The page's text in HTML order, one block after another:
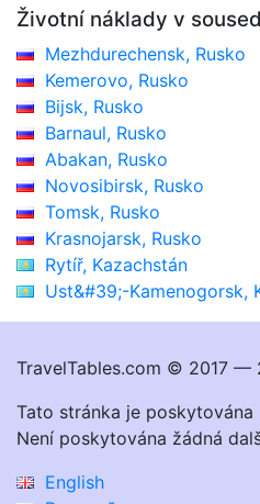
Životní náklady v
Mezhdurechensk, Rusko
Kemerovo, Rusko
Bijsk, Rusko
Barnaul, Rusko
Abakan, Rusko
Novosibirsk, Rusko
Tomsk, Rusko
Krasnojarsk, Rusko
Rytíř, Kazachstán
Ust&#39;-Kamenogorsk,
TravelTables.com © 2017 —
Tato stránka je
Není poskytována žádná
English